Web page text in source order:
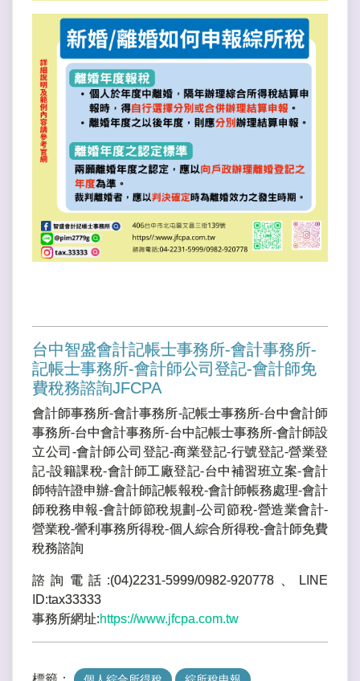
台中智盛會計記帳士事務所-會計事務所-
記帳士事務所-會計師公司登記-會計師免
費稅務諮詢JFCPA
會計師事務所-會計事務所-記帳士事務所-台中會計師
事務所-台中會計事務所-台中記帳士事務所-會計師設
立公司-會計師公司登記-商業登記-行號登記-營業登
記-設籍課稅-會計師工廠登記-台中補習班立案-會計
師特許證申辦-會計師記帳報稅-會計師帳務處理-會計
師稅務申報-會計師節稅規劃-公司節稅-營造業會計-
營業稅-謍利事務所得稅-個人綜合所得稅-會計師免費
稅務諮詢
諮詢電話:(04)2231-5999/0982-920778、LINE
ID:tax33333
事務所網址:https://www.jfcpa.com.tw